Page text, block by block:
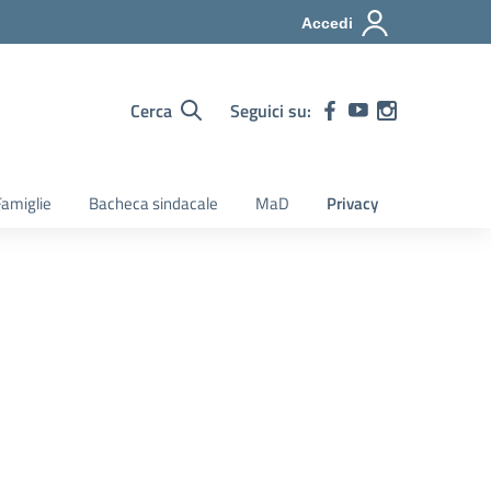
Accedi
Cerca Seguici su:
Bacheca sindacale MaD Privacy